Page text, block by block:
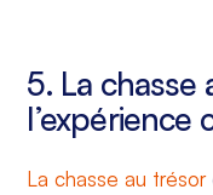
5. La chasse
l’expérience
La chasse au trésor